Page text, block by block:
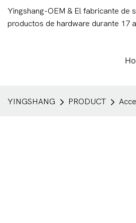
Yingshang-OEM & El fabricante de
productos de hardware durante 17
YINGSHANG PRODUCT